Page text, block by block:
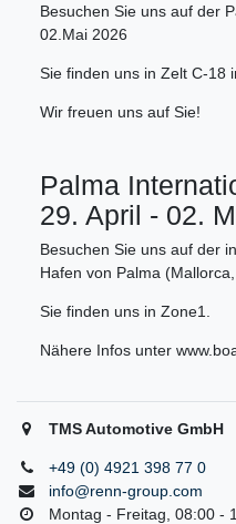
Besuchen Sie uns auf der
02.Mai 2026
Sie finden uns in Zelt C-18
Wir freuen uns auf Sie!
Palma
29. April - 02.
Besuchen Sie uns auf der
Hafen von Palma (Mallorca,
Sie finden uns in Zone1.
Nähere Infos unter
TMS Automotive GmbH
+49 (0) 4921 398 77 0
info@renn-group.com
Montag - Freitag, 08:00 -